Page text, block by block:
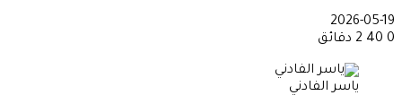
2026-05-19
0
2 دقائق
ياسر الفادني